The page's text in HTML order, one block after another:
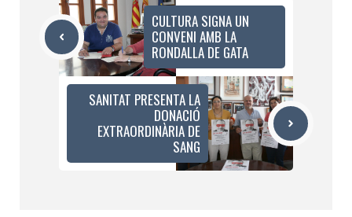
CULTURA SIGNA UN
CONVENI AMB LA
RONDALLA DE GATA
SANITAT PRESENTA LA
DONACIÓ
EXTRAORDINÀRIA DE
SANG